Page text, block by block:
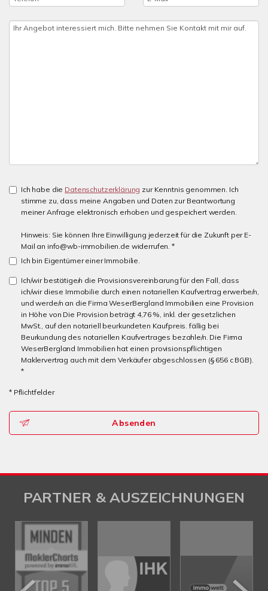
Ich habe die Datenschutzerklärung zur Kenntnis genommen. Ich
stimme zu, dass meine Angaben und Daten zur Beantwortung
meiner Anfrage elektronisch erhoben und gespeichert werden.
Hinweis: Sie können Ihre Einwilligung jederzeit für die Zukunft per E-
Mail an info@wb-immobilien.de widerrufen. *
Ich bin Eigentümer einer Immobilie.
Ich/wir bestätige/n die Provisionsvereinbarung für den Fall, dass
ich/wir diese Immobilie durch einen notariellen Kaufvertrag erwerbe/n,
und werde/n an die Firma WeserBergland Immobilien eine Provision
in Höhe von Die Provision beträgt 4,76 %, inkl. der gesetzlichen
MwSt., auf den notariell beurkundeten Kaufpreis. fällig bei
Beurkundung des notariellen Kaufvertrages bezahle/n. Die Firma
WeserBergland Immobilien hat einen provisionspflichtigen
Maklervertrag auch mit dem Verkäufer abgeschlossen (§ 656 c BGB).
*
* Pflichtfelder
Absenden
PARTNER & AUSZEICHNUNGEN